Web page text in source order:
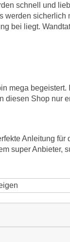
schnell und
werden sicherlich
bei liegt.
mega begeistert.
diesen Shop nur
Anleitung für
super Anbieter,